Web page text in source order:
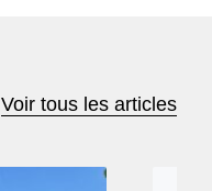
Voir tous les articles